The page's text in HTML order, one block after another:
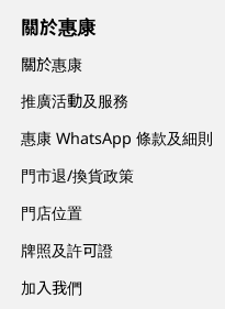
關於惠康
關於惠康
推廣活動及服務
惠康 WhatsApp 條款及細則
門市退/換貨政策
門店位置
牌照及許可證
加入我們